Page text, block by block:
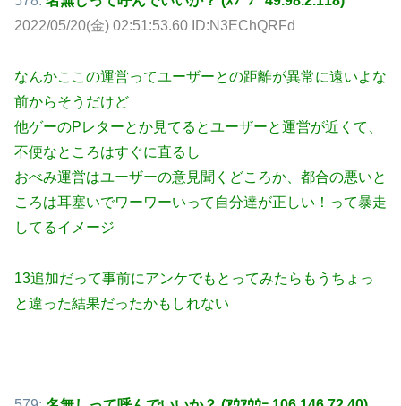
2022/05/20(金) 02:51:53.60 ID:N3EChQRFd
なんかここの運営ってユーザーとの距離が異常に遠いよな
前からそうだけど
他ゲーのPレターとか見てるとユーザーと運営が近くて、
不便なところはすぐに直るし
おべみ運営はユーザーの意見聞くどころか、都合の悪いと
ころは耳塞いでワーワーいって自分達が正しい！って暴走
してるイメージ
13追加だって事前にアンケでもとってみたらもうちょっ
と違った結果だったかもしれない